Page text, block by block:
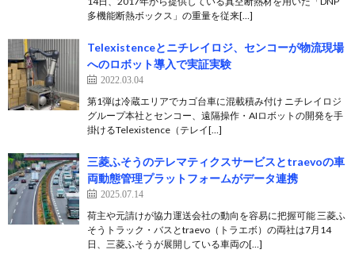
多機能断熱ボックス」の重量を従来[…]
Telexistenceとニチレイロジ、センコーが物流現場
へのロボット導入で実証実験
2022.03.04
第1弾は冷蔵エリアでカゴ台車に混載積み付け ニチレイロジ
グループ本社とセンコー、遠隔操作・AIロボットの開発を手
掛けるTelexistence（テレイ[…]
三菱ふそうのテレマティクスサービスとtraevoの車
両動態管理プラットフォームがデータ連携
2025.07.14
荷主や元請けが協力運送会社の動向を容易に把握可能 三菱ふ
そうトラック・バスとtraevo（トラエボ）の両社は7月14
日、三菱ふそうが展開している車両の[…]